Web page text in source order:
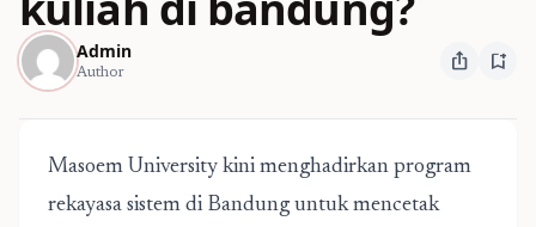
Admin
Author ios_share bookmark_add
Masoem University kini menghadirkan program
rekayasa sistem di Bandung untuk mencetak